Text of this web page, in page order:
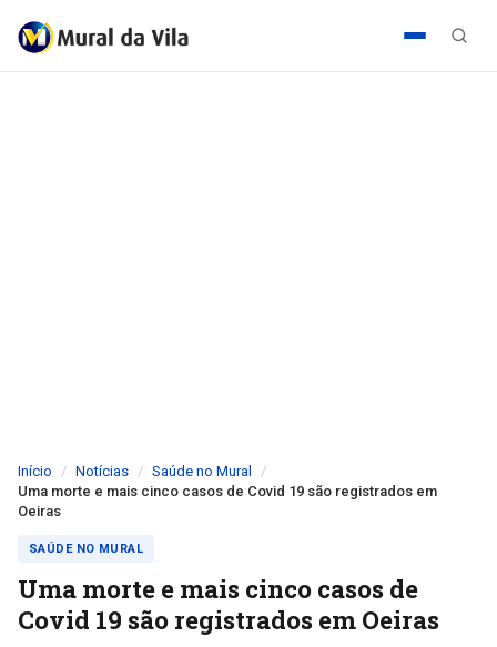
Início Notícias
Saúde no Mural
Uma morte e mais cinco casos de Covid 19 são registrados em
Oeiras
SAÚDE NO MURAL
Uma morte e mais cinco casos de
Covid 19 são registrados em Oeiras